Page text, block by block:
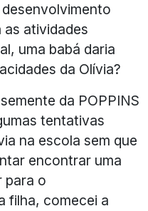
atividades
uma babá daria
da Olívia?
da POPPINS
tentativas
na escola sem que
encontrar uma
para o
filha, comecei a